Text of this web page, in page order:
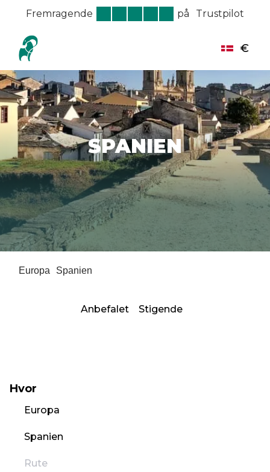
Fremragende på Trustpilot
€
SPANIEN
Europa Spanien
Anbefalet Stigende
Hvor
Europa
Spanien
Rute